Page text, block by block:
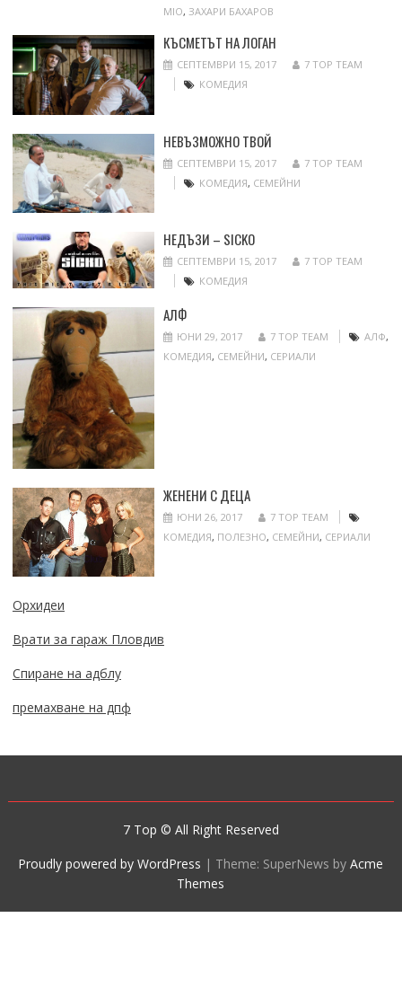
MIO, ЗАХАРИ БАХАРОВ
КЪСМЕТЪТ НА ЛОГАН
СЕПТЕМВРИ 15, 2017
7 TOP TEAM
КОМЕДИЯ
НЕВЪЗМОЖНО ТВОЙ
СЕПТЕМВРИ 15, 2017
7 TOP TEAM
КОМЕДИЯ, СЕМЕЙНИ
НЕДЪЗИ – SICKO
СЕПТЕМВРИ 15, 2017
7 TOP TEAM
КОМЕДИЯ
АЛФ
ЮНИ 29, 2017 7 TOP TEAM АЛФ,
КОМЕДИЯ, СЕМЕЙНИ, СЕРИАЛИ
ЖЕНЕНИ С ДЕЦА
ЮНИ 26, 2017
7 TOP TEAM
КОМЕДИЯ, ПОЛЕЗНО, СЕМЕЙНИ, СЕРИАЛИ
Орхидеи
Врати за гараж Пловдив
Спиране на адблу
премахване на дпф
7 Top © All Right Reserved
Proudly powered by WordPress | Theme: SuperNews byAcme
Themes